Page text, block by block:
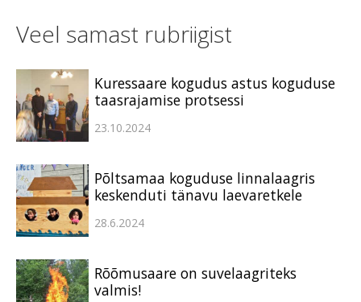
Veel samast rubriigist
Kuressaare kogudus astus koguduse
taasrajamise protsessi
23.10.2024
Põltsamaa koguduse linnalaagris
keskenduti tänavu laevaretkele
28.6.2024
Rõõmusaare on suvelaagriteks
valmis!